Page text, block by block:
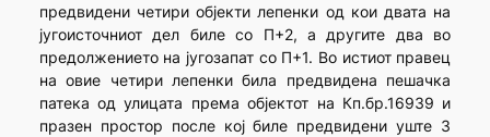
предвидени четири објекти лепенки од кои двата на
југоисточниот дел биле со П+2, а другите два во
предолжението на југозапат со П+1. Во истиот правец
на овие четири лепенки била предвидена пешачка
патека од улицата према објектот на Кп.бр.16939 и
празен простор после кој биле предвидени уште 3